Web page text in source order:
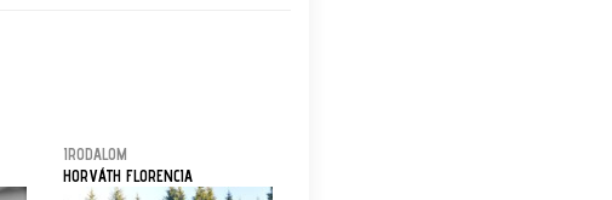
IRODALOM
HORVÁTH FLORENCIA